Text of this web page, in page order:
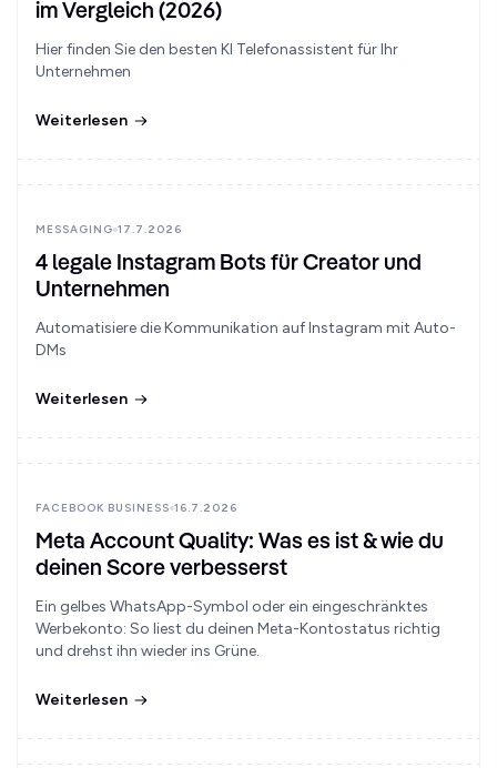
im Vergleich (2026)
Hier finden Sie den besten KI Telefonassistent für Ihr
Unternehmen
Weiterlesen
MESSAGING 17.7.2026
4 legale Instagram Bots für Creator und
Unternehmen
Automatisiere die Kommunikation auf Instagram mit Auto-
DMs
Weiterlesen
FACEBOOK BUSINESS 16.7.2026
Meta Account Quality: Was es ist & wie du
deinen Score verbesserst
Ein gelbes WhatsApp-Symbol oder ein eingeschränktes
Werbekonto: So liest du deinen Meta-Kontostatus richtig
und drehst ihn wieder ins Grüne.
Weiterlesen